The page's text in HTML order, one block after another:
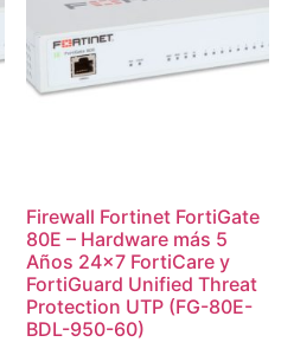
Firewall Fortinet FortiGate
80E – Hardware más 5
Años 24×7 FortiCare y
FortiGuard Unified Threat
Protection UTP (FG-80E-
BDL-950-60)